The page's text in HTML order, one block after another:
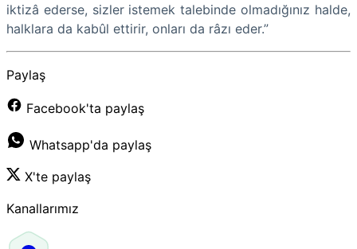
iktizâ ederse, sizler istemek talebinde olmadığınız halde,
halklara da kabûl ettirir, onları da râzı eder.”
Paylaş
Facebook'ta paylaş
Whatsapp'da paylaş
X'te paylaş
Kanallarımız